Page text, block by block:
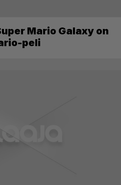
Mario Galaxy on
peli